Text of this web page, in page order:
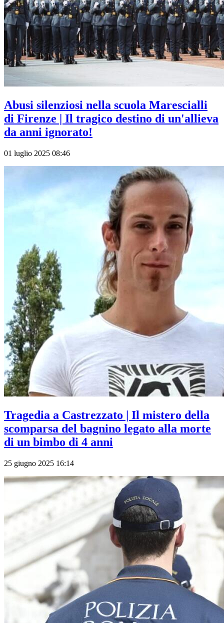
Abusi silenziosi nella scuola Marescialli
di Firenze | Il tragico destino di un'allieva
da anni ignorato!
01 luglio 2025 08:46
Tragedia a Castrezzato | Il mistero della
scomparsa del bagnino legato alla morte
di un bimbo di 4 anni
25 giugno 2025 16:14